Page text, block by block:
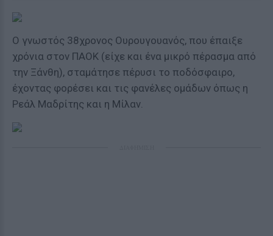
Ο γνωστός 38χρονος Ουρουγουανός, που έπαιξε
χρόνια στον ΠΑΟΚ (είχε και ένα μικρό πέρασμα από
την Ξάνθη), σταμάτησε πέρυσι το ποδόσφαιρο,
έχοντας φορέσει και τις φανέλες ομάδων όπως η
Ρεάλ Μαδρίτης και η Μίλαν.